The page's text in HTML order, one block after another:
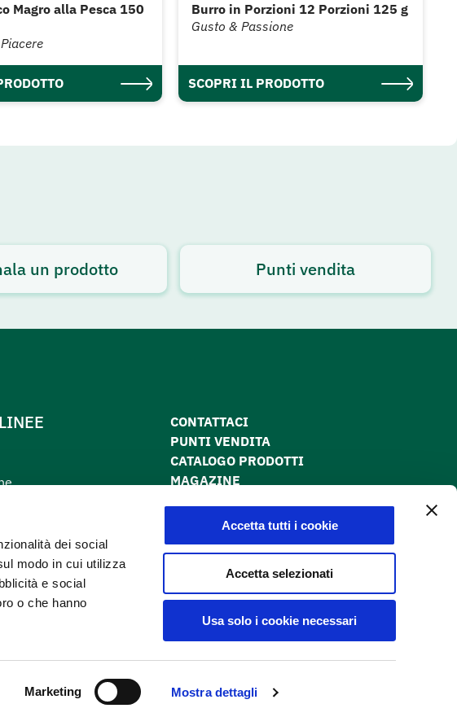
dei social
modo in cui utilizza
e social
o che hanno
Marketing Mostra dettagli
Accetta tutti i cookie
Accetta selezionati
Usa solo i cookie necessari
Magro alla Pesca 150
Burro in Porzioni 12 Porzioni 125 g
Gusto & Passione
SCOPRI IL PRODOTTO
un prodotto Punti vendita
CONTATTACI
PUNTI VENDITA
CATALOGO PRODOTTI
MAGAZINE
COOKIE POLICY